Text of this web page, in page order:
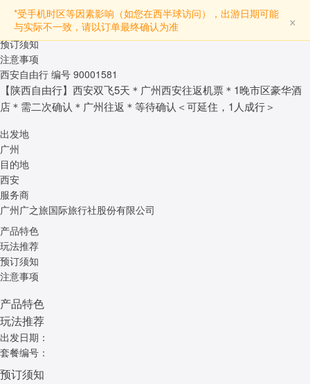
*受手机时区等因素影响（如您在西半球访问），出游日期可能
与实际不一致，请以订单最终确认为准
×
产品特色
玩法推荐
预订须知
注意事项
西安自由行 编号 90001581
【陕西自由行】西安双飞5天＊广州西安往返机票＊1晚市区豪华酒
店＊需二次确认＊广州往返＊等待确认＜可延住，1人成行＞
出发地
广州
目的地
西安
服务商
广州广之旅国际旅行社股份有限公司
产品特色
玩法推荐
预订须知
注意事项
产品特色
玩法推荐
出发日期：
套餐编号：
预订须知